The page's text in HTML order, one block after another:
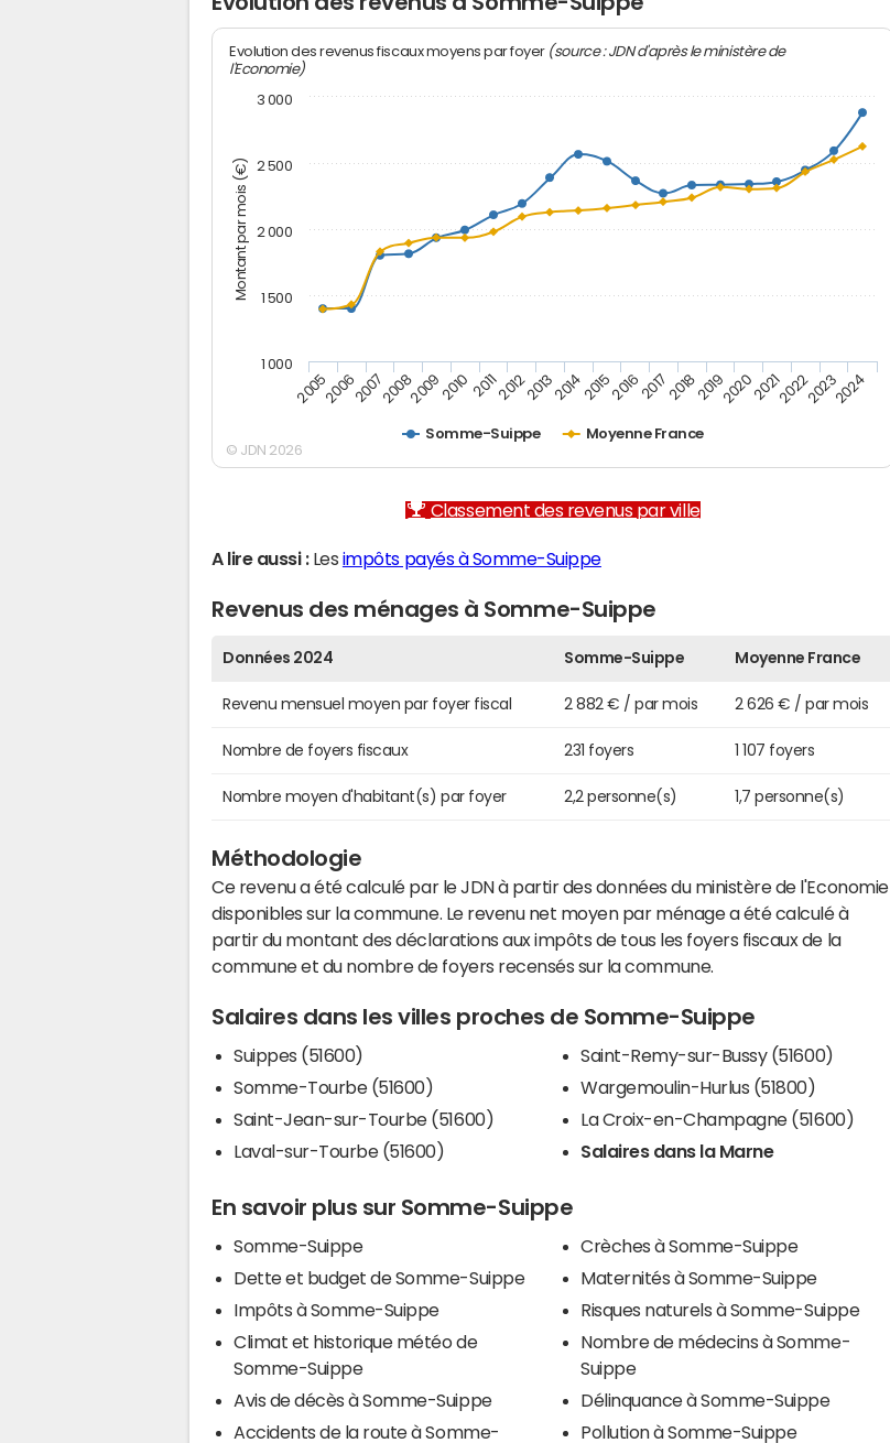
Montant par mois (€)
Evolution des revenus fiscaux moyens par foyer (source : JDN d'après le ministère de
l'Economie)
Somme-Suippe Moyenne France
200520062007200820092010 20112012201320142015201620172018201920202021202220232024
1 000
1 500
2 000
2 500
3 000
© JDN 2026
Classement des revenus par ville
A lire aussi :Les impôts payés à Somme-Suippe
Revenus des ménages à Somme-Suippe
Données 2024 Somme-Suippe Moyenne France
Revenu mensuel moyen par foyer fiscal 2 882 € / par mois 2 626 € / par mois
Nombre de foyers fiscaux 231 foyers 1 107 foyers
Nombre moyen d'habitant(s) par foyer 2,2 personne(s) 1,7 personne(s)
Méthodologie
Ce revenu a été calculé par le JDN à partir des données du ministère de l'Economie
disponibles sur la commune. Le revenu net moyen par ménage a été calculé à
partir du montant des déclarations aux impôts de tous les foyers fiscaux de la
commune et du nombre de foyers recensés sur la commune.
Salaires dans les villes proches de Somme-Suippe
Suippes (51600)
Somme-Tourbe (51600)
Saint-Jean-sur-Tourbe (51600)
Laval-sur-Tourbe (51600)
Saint-Remy-sur-Bussy (51600)
Wargemoulin-Hurlus (51800)
La Croix-en-Champagne (51600)
Salaires dans la Marne
En savoir plus sur Somme-Suippe
Somme-Suippe
Dette et budget de Somme-Suippe
Impôts à Somme-Suippe
Climat et historique météo de
Somme-Suippe
Avis de décès à Somme-Suippe
Accidents de la route à Somme-
Crèches à Somme-Suippe
Maternités à Somme-Suippe
Risques naturels à Somme-Suippe
Nombre de médecins à Somme-
Suippe
Délinquance à Somme-Suippe
Pollution à Somme-Suippe